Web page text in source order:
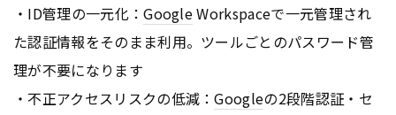
・ID管理の一元化：GoogleWorkspaceで一元管理され
た認証情報をそのまま利用。ツールごとのパスワード管
理が不要になります
・不正アクセスリスクの低減：Googleの2段階認証・セ